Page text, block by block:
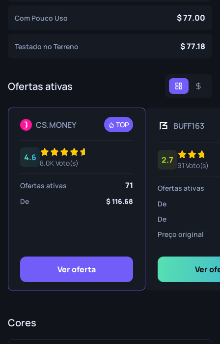
Com Pouco Uso 77.00
Testado no Terreno 77.18
Ofertas ativas
CS.MONEY TOP
4.6
8.0K Voto(s)
Ofertas ativas 71
De 116.68
Ver oferta
BUFF163
2.7
91 Voto(s)
Ofertas ativas
De
De
Preço original
Ver
Cores